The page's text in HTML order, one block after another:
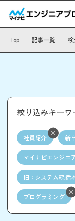
Top 記事一覧 検
絞り込みキーワ
社員紹介 新
マイナビエンジニ
旧：システム統括
プログラミング